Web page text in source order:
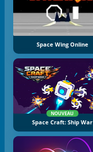
Space Wing Online
NOUVEAU
Space Craft: Ship War